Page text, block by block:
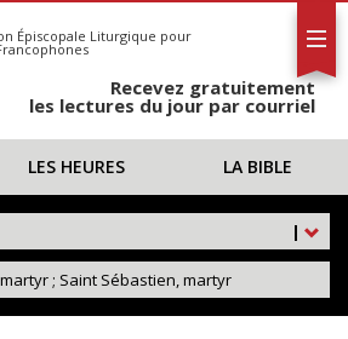
Épiscopale Liturgique pour
Recevez gratuitement
les lectures du jour par courriel
LES HEURES LA BIBLE
|
; Saint Sébastien, martyr